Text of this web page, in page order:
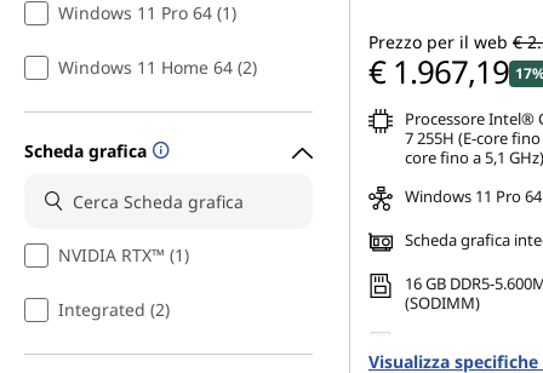
Windows 11 Pro 64 (1)
Windows 11 Home 64 (2)
Scheda grafica
NVIDIA RTX™ (1)
Integrated (2)
Prezzo per il web €
€ 1.967,19
Processore Intel®
7 255H (E-core fino
core fino a 5,1 GHz)
Windows 11 Pro 64
Scheda grafica
16 GB DDR5-
(SODIMM)
TLC Opal
Visualizza